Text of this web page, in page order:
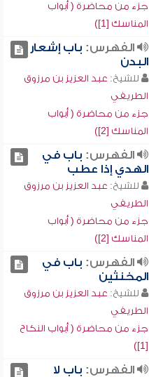
جزء من محاضرة ( أبواب
المناسك [1])
الفهرس: باب إشعار
البدن
للشيخ: عبد العزيز بن مرزوق
الطريفي
جزء من محاضرة ( أبواب
المناسك [2])
الفهرس: باب في
الهدي إذا عطب
للشيخ: عبد العزيز بن مرزوق
الطريفي
جزء من محاضرة ( أبواب
المناسك [2])
الفهرس: باب في
المخنثين
للشيخ: عبد العزيز بن مرزوق
الطريفي
جزء من محاضرة ( أبواب النكاح
[1])
الفهرس: باب لا